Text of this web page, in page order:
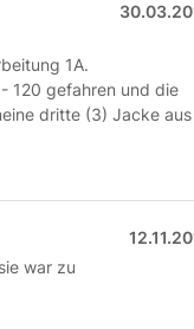
1A.
120 gefahren und die
dritte (3) Jacke aus
war zu